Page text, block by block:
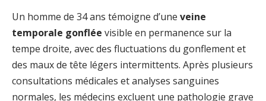
Un homme de 34 ans témoigne d’une veine
temporale gonflée visible en permanence sur la
tempe droite, avec des fluctuations du gonflement et
des maux de tête légers intermittents. Après plusieurs
consultations médicales et analyses sanguines
normales, les médecins excluent une pathologie grave